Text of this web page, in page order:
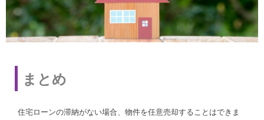
まとめ
住宅ローンの滞納がない場合、物件を任意売却することはできま